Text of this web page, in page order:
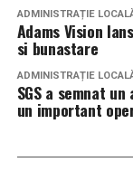
ADMINISTRAȚIE
Adams Vision
si bunastare
ADMINISTRAȚIE
SGS a semnat
un important